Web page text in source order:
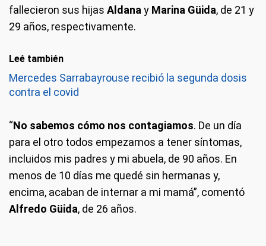
fallecieron sus hijas Aldana y Marina Güida, de 21 y
29 años, respectivamente.
Leé también
Mercedes Sarrabayrouse recibió la segunda dosis
contra el covid
“No sabemos cómo nos contagiamos. De un día
para el otro todos empezamos a tener síntomas,
incluidos mis padres y mi abuela, de 90 años. En
menos de 10 días me quedé sin hermanas y,
encima, acaban de internar a mi mamá”, comentó
Alfredo Güida, de 26 años.